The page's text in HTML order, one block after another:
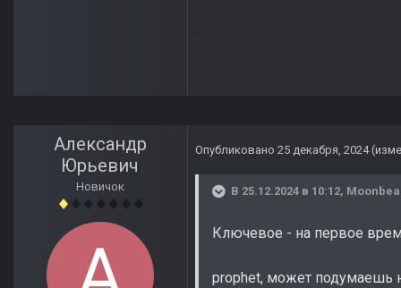
Александр
Юрьевич
Новичок
Опубликовано 25 декабря, 2024
В 25.12.2024 в 10:12,
Ключевое - на первое
prophet, может подумаешь